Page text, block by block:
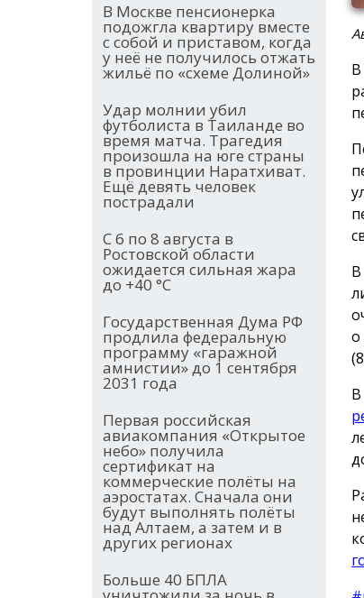
В Москве пенсионерка
подожгла квартиру вместе
с собой и приставом, когда
у неё не получилось отжать
жильё по «схеме Долиной»
Удар молнии убил
футболиста в Таиланде во
время матча. Трагедия
произошла на юге страны
в провинции Наратхиват.
Ещё девять человек
пострадали
С 6 по 8 августа в
Ростовской области
ожидается сильная жара
до +40 °С
Государственная Дума РФ
продлила федеральную
программу «гаражной
амнистии» до 1 сентября
2031 года
Первая российская
авиакомпания «Открытое
небо» получила
сертификат на
коммерческие полёты на
аэростатах. Сначала они
будут выполнять полёты
над Алтаем, а затем и в
других регионах
Больше 40 БПЛА
о
В